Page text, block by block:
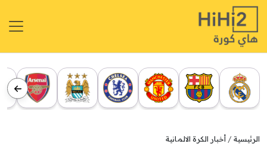
الرئيسية أخبار الكرة الالمانية